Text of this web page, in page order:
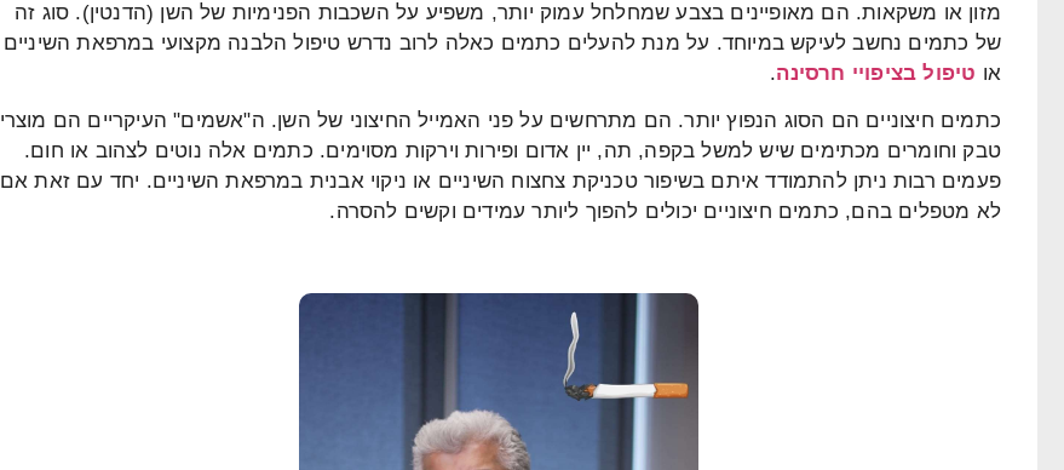
מזון או משקאות. הם מאופיינים בצבע שמחלחל עמוק יותר, משפיע על השכבות הפנימיות של השן (הדנטין). סוג זה
של כתמים נחשב לעיקש במיוחד. על מנת להעלים כתמים כאלה לרוב נדרש טיפול הלבנה מקצועי במרפאת השיניים
או טיפול בציפויי חרסינה.
כתמים חיצוניים הם הסוג הנפוץ יותר. הם מתרחשים על פני האמייל החיצוני של השן. ה"אשמים" העיקריים הם מוצרי
טבק וחומרים מכתימים שיש למשל בקפה, תה, יין אדום ופירות וירקות מסוימים. כתמים אלה נוטים לצהוב או חום.
פעמים רבות ניתן להתמודד איתם בשיפור טכניקת צחצוח השיניים או ניקוי אבנית במרפאת השיניים. יחד עם זאת אם
לא מטפלים בהם, כתמים חיצוניים יכולים להפוך ליותר עמידים וקשים להסרה.